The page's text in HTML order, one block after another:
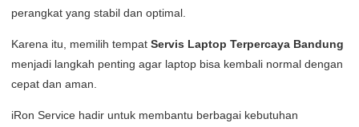
perangkat yang stabil dan optimal.
Karena itu, memilih tempat Servis Laptop Terpercaya Bandung
menjadi langkah penting agar laptop bisa kembali normal dengan
cepat dan aman.
iRon Service hadir untuk membantu berbagai kebutuhan